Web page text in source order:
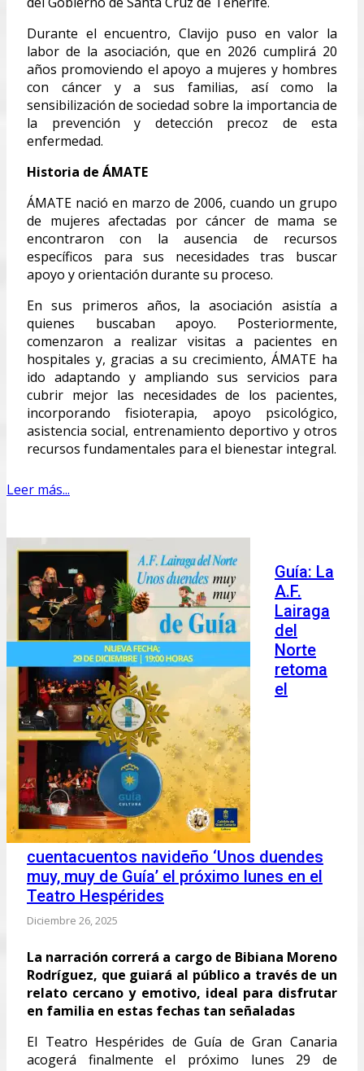
Durante el encuentro, Clavijo puso en valor la
labor de la asociación, que en 2026 cumplirá 20
años promoviendo el apoyo a mujeres y hombres
con cáncer y a sus familias, así como la
sensibilización de sociedad sobre la importancia de
la prevención y detección precoz de esta
enfermedad.
Historia de ÁMATE
ÁMATE nació en marzo de 2006, cuando un grupo
de mujeres afectadas por cáncer de mama se
encontraron con la ausencia de recursos
específicos para sus necesidades tras buscar
apoyo y orientación durante su proceso.
En sus primeros años, la asociación asistía a
quienes buscaban apoyo. Posteriormente,
comenzaron a realizar visitas a pacientes en
hospitales y, gracias a su crecimiento, ÁMATE ha
ido adaptando y ampliando sus servicios para
cubrir mejor las necesidades de los pacientes,
incorporando fisioterapia, apoyo psicológico,
asistencia social, entrenamiento deportivo y otros
recursos fundamentales para el bienestar integral.
Leer más...
Guía: La
A.F.
Lairaga
del
Norte
retoma
el
cuentacuentos navideño ‘Unos duendes
muy, muy de Guía’ el próximo lunes en el
Teatro Hespérides
Diciembre 26, 2025
La narración correrá a cargo de Bibiana Moreno
Rodríguez, que guiará al público a través de un
relato cercano y emotivo, ideal para disfrutar
en familia en estas fechas tan señaladas
El Teatro Hespérides de Guía de Gran Canaria
acogerá finalmente el próximo lunes 29 de